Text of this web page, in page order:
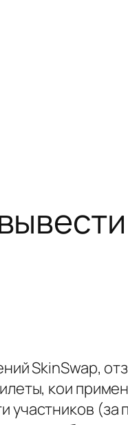
SkinSwap,
кои